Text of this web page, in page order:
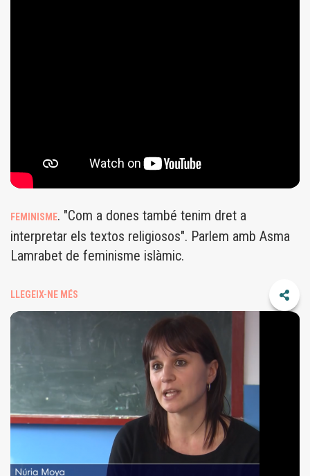
DONES
PER
MATEIXES"
FEMINISME. "Com a dones també tenim dret a
interpretar els textos religiosos". Parlem amb Asma
Lamrabet de feminisme islàmic.
LLEGEIX-NE MÉS